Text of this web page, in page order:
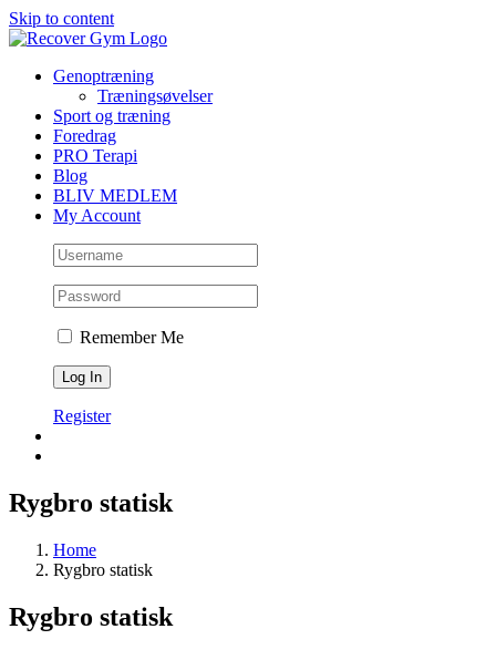
Skip to content
Genoptræning
Træningsøvelser
Sport og træning
Foredrag
PRO Terapi
Blog
BLIV MEDLEM
My Account
Remember Me
Register
Rygbro statisk
Home
Rygbro statisk
Rygbro statisk